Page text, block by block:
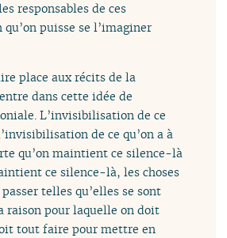
responsables de ces
qu’on puisse se l’imaginer
place aux récits de la
dans cette idée de
L’invisibilisation de ce
de ce qu’on a à
qu’on maintient ce silence-là
ce silence-là, les choses
telles qu’elles se sont
raison pour laquelle on doit
tout faire pour mettre en